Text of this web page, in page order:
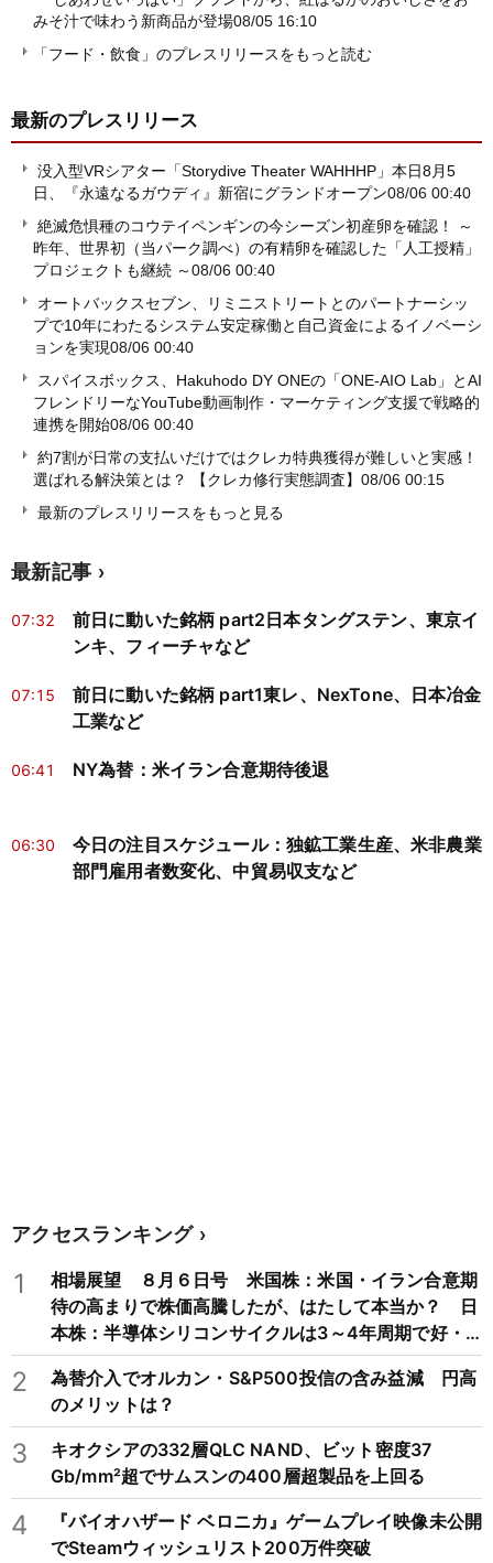
みそ汁で味わう新商品が登場08/05 16:10
「フード・飲食」のプレスリリースをもっと読む
最新のプレスリリース
没入型VRシアター「Storydive Theater WAHHHP」本日8月5
日、『永遠なるガウディ』新宿にグランドオープン08/06 00:40
絶滅危惧種のコウテイペンギンの今シーズン初産卵を確認！ ～
昨年、世界初（当パーク調べ）の有精卵を確認した「人工授精」
プロジェクトも継続 ～08/06 00:40
オートバックスセブン、リミニストリートとのパートナーシッ
プで10年にわたるシステム安定稼働と自己資金によるイノベーシ
ョンを実現08/06 00:40
スパイスボックス、Hakuhodo DY ONEの「ONE-AIO Lab」とAI
フレンドリーなYouTube動画制作・マーケティング支援で戦略的
連携を開始08/06 00:40
約7割が日常の支払いだけではクレカ特典獲得が難しいと実感！
選ばれる解決策とは？ 【クレカ修行実態調査】 08/06 00:15
最新のプレスリリースをもっと見る
最新記事
07:32
前日に動いた銘柄 part2日本タングステン、東京イ
ンキ、フィーチャなど
07:15
前日に動いた銘柄 part1東レ、NexTone、日本冶金
工業など
06:41 NY為替：米イラン合意期待後退
06:30
今日の注目スケジュール：独鉱工業生産、米非農業
部門雇用者数変化、中貿易収支など
アクセスランキング
1
相場展望 ８月６日号 米国株：米国・イラン合意期
待の高まりで株価高騰したが、はたして本当か？ 日
本株：半導体シリコンサイクルは3～4年周期で好・
不況を繰り返すため注意
2
為替介入でオルカン・S&P500投信の含み益減 円高
のメリットは？
3
キオクシアの332層QLC NAND、ビット密度37
Gb/mm²超でサムスンの400層超製品を上回る
4
『バイオハザード ベロニカ』ゲームプレイ映像未公開
でSteamウィッシュリスト200万件突破